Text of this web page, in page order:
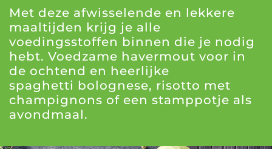
Met deze afwisselende en lekkere
maaltijden krijg je alle
voedingsstoffen binnen die je nodig
hebt. Voedzame havermout voor in
de ochtend en heerlijke
spaghetti bolognese, risotto met
champignons of een stamppotje als
avondmaal.